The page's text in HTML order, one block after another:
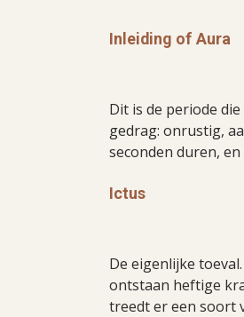
Inleiding of Aura
Dit is de periode
gedrag: onrustig,
seconden duren,
Ictus
De eigenlijke
ontstaan heftige
treedt er een soort